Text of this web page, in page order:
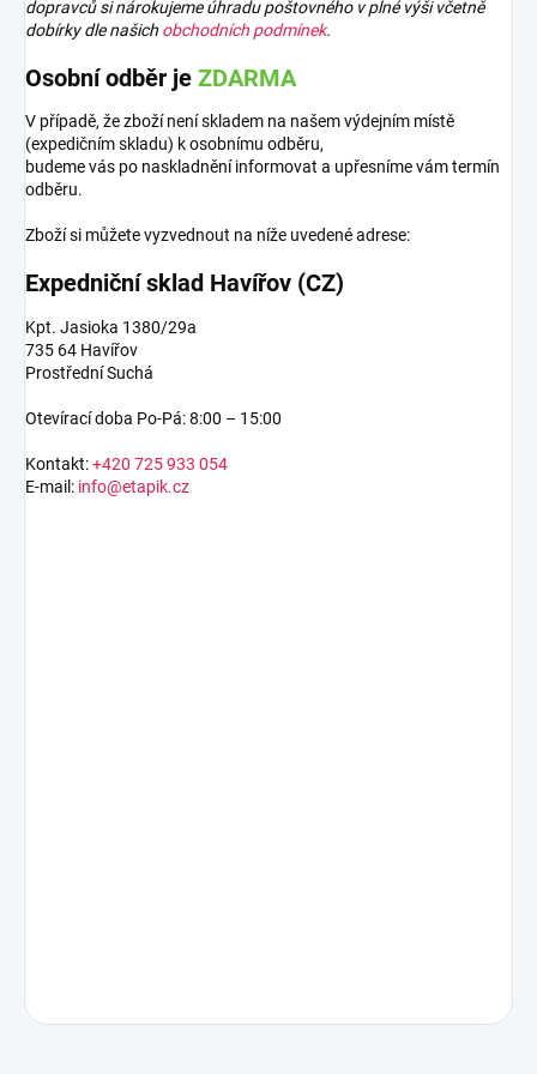
dopravců si nárokujeme úhradu poštovného v plné výši včetně
dobírky dle našich obchodních podmínek.
Osobní odběr je ZDARMA
V případě, že zboží není skladem na našem výdejním místě
(expedičním skladu) k osobnímu odběru,
budeme vás po naskladnění informovat a upřesníme vám termín
odběru.
Zboží si můžete vyzvednout na níže uvedené adrese:
Expedniční sklad Havířov (CZ)
Kpt. Jasioka 1380/29a
735 64 Havířov
Prostřední Suchá
Otevírací doba Po-Pá: 8:00 – 15:00
Kontakt:+420 725 933 054
E-mail: info@etapik.cz